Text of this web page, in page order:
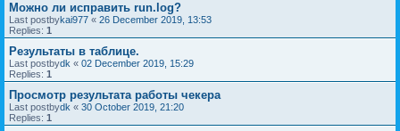
Можно ли исправить run.log?
Last postbykai977 « 26 December 2019, 13:53
Replies: 1
Результаты в таблице.
Last postbydk « 02 December 2019, 15:29
Replies: 1
Просмотр результата работы чекера
Last postbydk « 30 October 2019, 21:20
Replies: 1